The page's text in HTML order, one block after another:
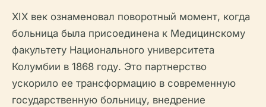
XIX век ознаменовал поворотный момент, когда
больница была присоединена к Медицинскому
факультету Национального университета
Колумбии в 1868 году. Это партнерство
ускорило ее трансформацию в современную
государственную больницу, внедрение